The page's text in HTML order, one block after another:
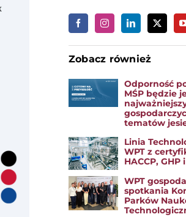
Zobacz również
Odporność
MŚP będzie
tematów
Linia
WPT z
HACCP, GHP
WPT
spotkania
Parków